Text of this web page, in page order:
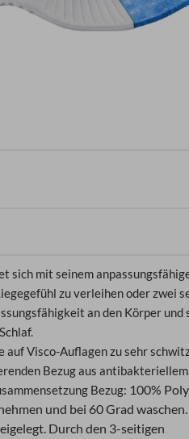
sich mit seinem
zu verleihen oder zwei
an den Körper und
Visco-Auflagen zu sehr
Bezug aus antibakteriellem
Bezug: 100%
und bei 60 Grad waschen.
Durch den 3-seitigen